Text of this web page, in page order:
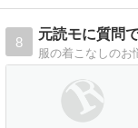
8
元読モに質問